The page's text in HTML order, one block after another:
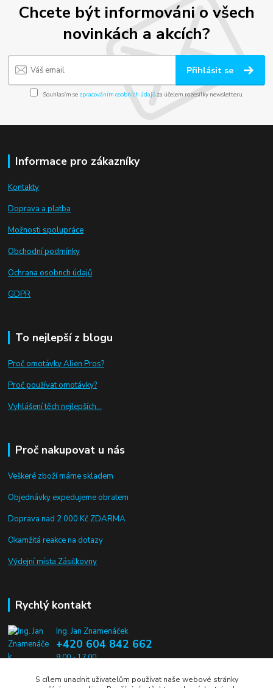
Chcete být informováni o všech
novinkách a akcích?
Přihlásit se
Souhlasím se zpracováním osobních údajůza účelem rozesílky newsletteru.
Informace pro zákazníky
Kontakty
Doprava a platba
Možnosti spolupráce
Obchodní podmínky
Ochrana osobnch údajů
GDPR
To nejlepší z blogu
Proč omotávky Alien Pros?
Proč používat omotávky?
Vyhlášení těch nejlepších...
Proč nakupovat u nás
Veškeré zboží máme skladem
Objednávky expedujeme obratem
Doprava nad 2 000 Kč ZDARMA
Okamžitá reakce na dotazy
Výdejní místa Zásilkovny
Rychlý kontakt
Ing. Jan Znamenáček
+420 604 842 662
9:00 - 17:00
info@alien-pros.cz
S cílem unadnit uživatelům používat naše webové stránky